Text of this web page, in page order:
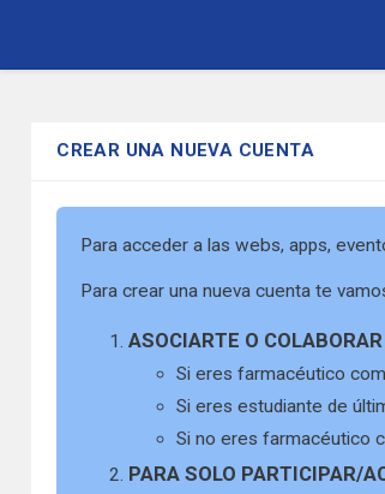
principalCREAR UNA NUEVA CUENTA
Para acceder a las webs, apps,
Para crear una nueva cuenta te
ASOCIARTE O
Si eres farmacéutico
Si eres estudiante de
Si no eres farmacéutico
PARA SOLO PARTICIPAR/